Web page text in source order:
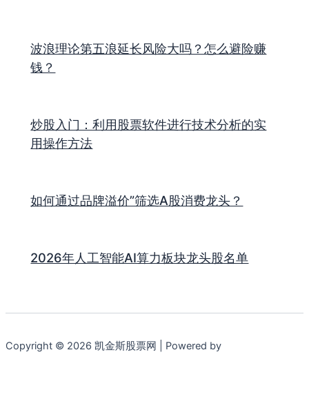
波浪理论第五浪延长风险大吗？怎么避险赚
钱？
炒股入门：利用股票软件进行技术分析的实
用操作方法
如何通过品牌溢价”筛选A股消费龙头？
2026年人工智能AI算力板块龙头股名单
Copyright © 2026 凯金斯股票网 | Powered by